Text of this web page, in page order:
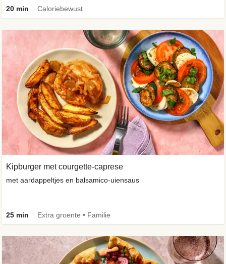
20 min Caloriebewust
Kipburger met courgette-caprese
met aardappeltjes en balsamico-uiensaus
25 min Extra groente • Familie